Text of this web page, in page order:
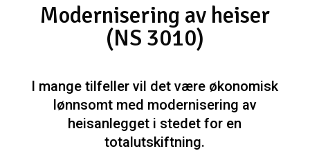
Modernisering av heiser
(NS 3010)
I mange tilfeller vil det være økonomisk
lønnsomt med modernisering av
heisanlegget i stedet for en
totalutskiftning.